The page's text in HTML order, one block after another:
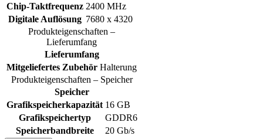
Chip-Taktfrequenz 2400 MHz
Digitale Auflösung 7680 x 4320
Produkteigenschaften –
Lieferumfang
Lieferumfang
Mitgeliefertes Zubehör Halterung
Produkteigenschaften – Speicher
Speicher
Grafikspeicherkapazität 16 GB
Grafikspeichertyp
GDDR6
Speicherbandbreite
20 Gb/s